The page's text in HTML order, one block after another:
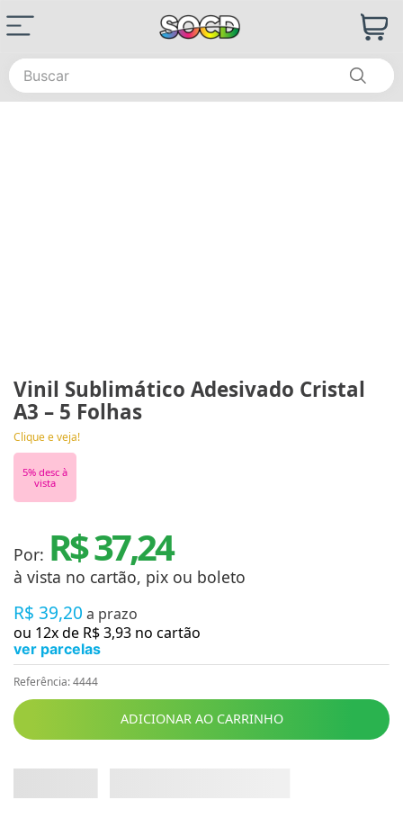
Buscar
Vinil Sublimático Adesivado Cristal
A3 – 5 Folhas
Clique e veja!
5% desc à
vista
Por: R$ 37,24
à vista no cartão, pix ou boleto
R$ 39,20 a prazo
ou 12x de R$3,93 no cartão
ver parcelas
Referência:4444
ADICIONAR AO CARRINHO